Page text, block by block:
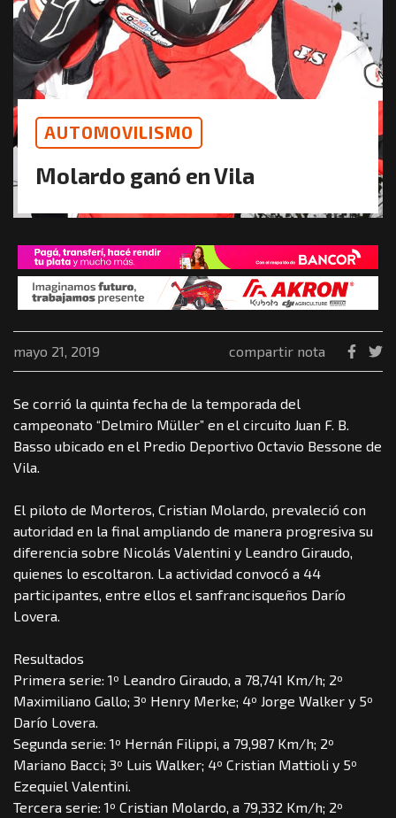
AUTOMOVILISMO
Molardo ganó en Vila
mayo 21, 2019 compartir nota
Se corrió la quinta fecha de la temporada del
campeonato “Delmiro Müller” en el circuito Juan F. B.
Basso ubicado en el Predio Deportivo Octavio Bessone de
Vila.
El piloto de Morteros, Cristian Molardo, prevaleció con
autoridad en la final ampliando de manera progresiva su
diferencia sobre Nicolás Valentini y Leandro Giraudo,
quienes lo escoltaron. La actividad convocó a 44
participantes, entre ellos el sanfrancisqueños Darío
Lovera.
Resultados
Primera serie: 1º Leandro Giraudo, a 78,741 Km/h; 2º
Maximiliano Gallo; 3º Henry Merke; 4º Jorge Walker y 5º
Darío Lovera.
Segunda serie: 1º Hernán Filippi, a 79,987 Km/h; 2º
Mariano Bacci; 3º Luis Walker; 4º Cristian Mattioli y 5º
Ezequiel Valentini.
Tercera serie: 1º Cristian Molardo, a 79,332 Km/h; 2º